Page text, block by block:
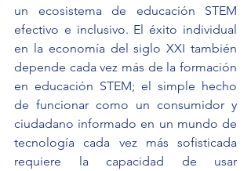
un ecosistema de educación STEM
efectivo e inclusivo. El éxito individual
en la economía del siglo XXI también
depende cada vez más de la formación
en educación STEM; el simple hecho
de funcionar como un consumidor y
ciudadano informado en un mundo de
tecnología cada vez más sofisticada
requiere la capacidad de usar